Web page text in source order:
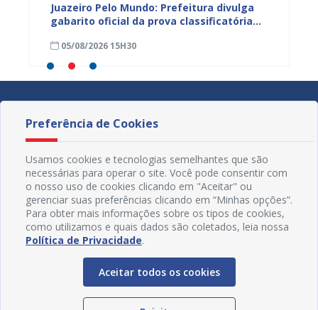
Juazeiro Pelo Mundo: Prefeitura divulga
gabarito oficial da prova classificatória
05/08/2026 15H30
Redes Sociais
Preferência de Cookies
Usamos cookies e tecnologias semelhantes que são
necessárias para operar o site. Você pode consentir com
o nosso uso de cookies clicando em "Aceitar" ou
gerenciar suas preferências clicando em “Minhas opções”.
Para obter mais informações sobre os tipos de cookies,
como utilizamos e quais dados são coletados, leia nossa
Política de Privacidade.
Aceitar todos os cookies